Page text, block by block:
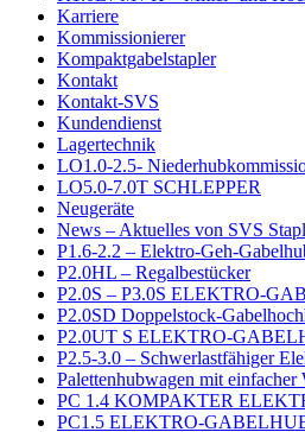
Karriere
Kommissionierer
Kompaktgabelstapler
Kontakt
Kontakt-SVS
Kundendienst
Lagertechnik
LO1.0-2.5-
LO5.0-7.0T SCHLEPPER
Neugeräte
News – Aktuelles von SVS
P1.6-2.2 – Elektro-Geh-
P2.0HL – Regalbestücker
P2.0S – P3.0S ELEKTRO-
P2.0SD Doppelstock-
P2.0UT S ELEKTRO-
P2.5-3.0 – Schwerlastfähiger
Palettenhubwagen mit einfacher
PC 1.4 KOMPAKTER
PC1.5 ELEKTRO-